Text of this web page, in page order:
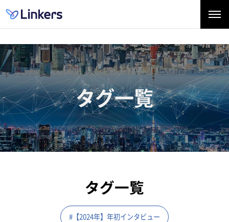
タグ一覧
タグ一覧
#【2024年】年初インタビュー